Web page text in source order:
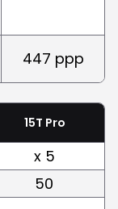
447 ppp
15T Pro
x 5
50